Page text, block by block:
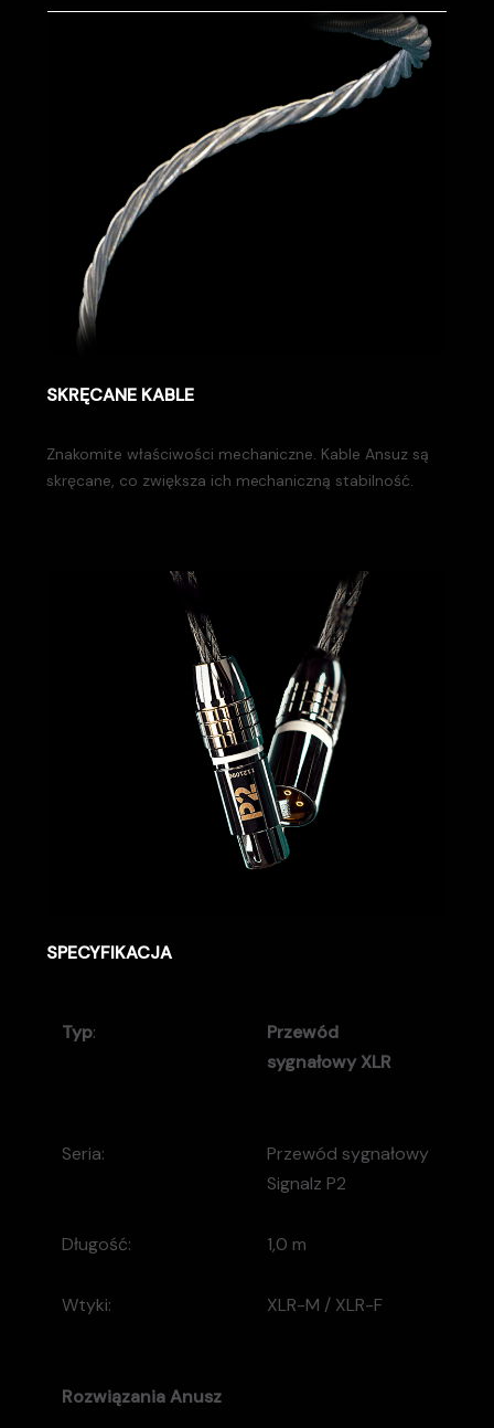
SKRĘCANE KABLE
Znakomite właściwości mechaniczne. Kable Ansuz są
skręcane, co zwiększa ich mechaniczną stabilność.
SPECYFIKACJA
Typ:
Przewód
sygnałowy XLR
Seria:
Przewód sygnałowy
Signalz P2
Długość: 1,0 m
Wtyki: XLR-M / XLR-F
RozwiązaniaAnusz